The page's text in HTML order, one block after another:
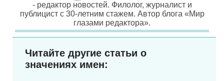
- редактор новостей. Филолог, журналист и
публицист с 30-летним стажем. Автор блога «Мир
глазами редактора».
Читайте другие статьи о
значениях имен: